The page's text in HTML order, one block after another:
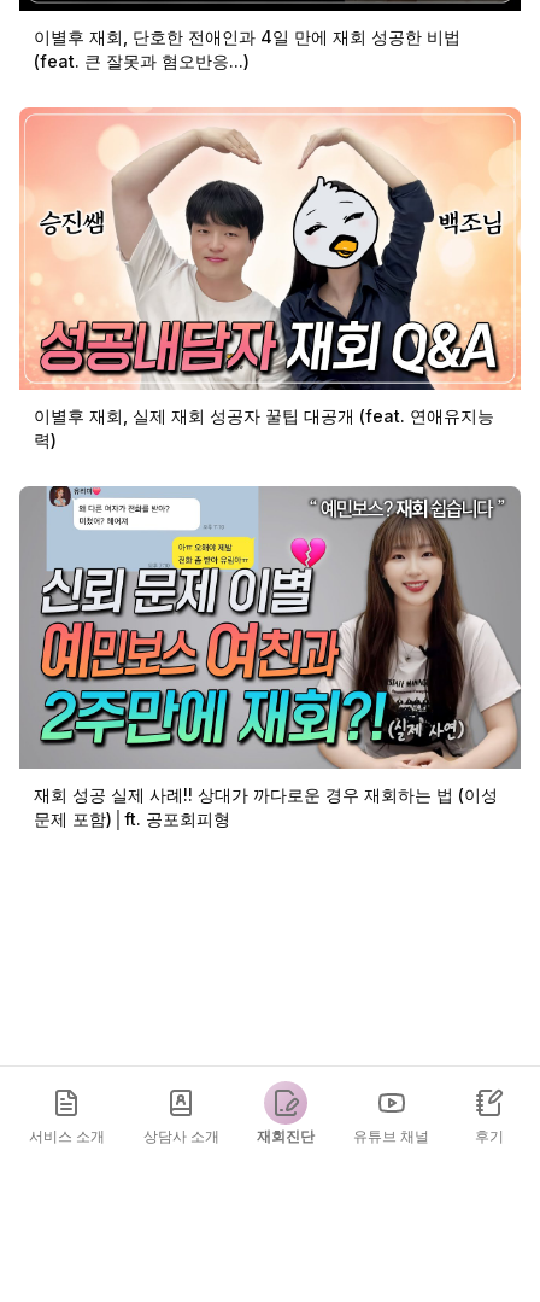
이별후 재회, 단호한 전애인과 4일 만에 재회 성공한 비법
(feat. 큰 잘못과 혐오반응...)
이별후 재회, 실제 재회 성공자 꿀팁 대공개 (feat. 연애유지능
력)
재회 성공 실제 사례!! 상대가 까다로운 경우 재회하는 법 (이성
문제 포함)│ft. 공포회피형
서비스 소개 상담사 소개 재회진단 유튜브 채널 후기